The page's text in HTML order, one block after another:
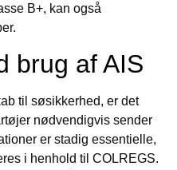
B+, kan også
brug af AIS
til søsikkerhed, er det
nødvendigvis sender
er stadig essentielle,
i henhold til COLREGS.